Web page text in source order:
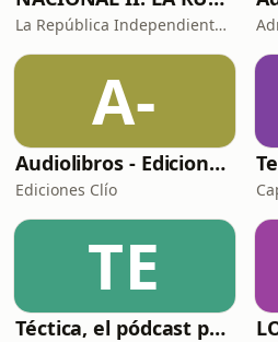
La República Independiente de la Radio
A-
Audiolibros - Ediciones Clío
Ediciones Clío
TE
Téctica, el pódcast para los técnicos de pádel